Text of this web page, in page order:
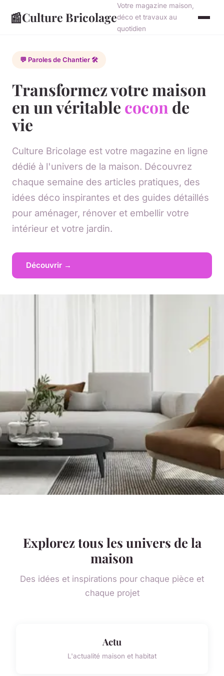
📰Culture Bricolage
Votre magazine maison,
déco et travaux au
quotidien
💬 Paroles de Chantier 🛠️
Transformez votre maison
en un véritable cocon de
vie
Culture Bricolage est votre magazine en ligne
dédié à l'univers de la maison. Découvrez
chaque semaine des articles pratiques, des
idées déco inspirantes et des guides détaillés
pour aménager, rénover et embellir votre
intérieur et votre jardin.
Découvrir →
Explorez tous les univers de la
maison
Des idées et inspirations pour chaque pièce et
chaque projet
Actu
L'actualité maison et habitat